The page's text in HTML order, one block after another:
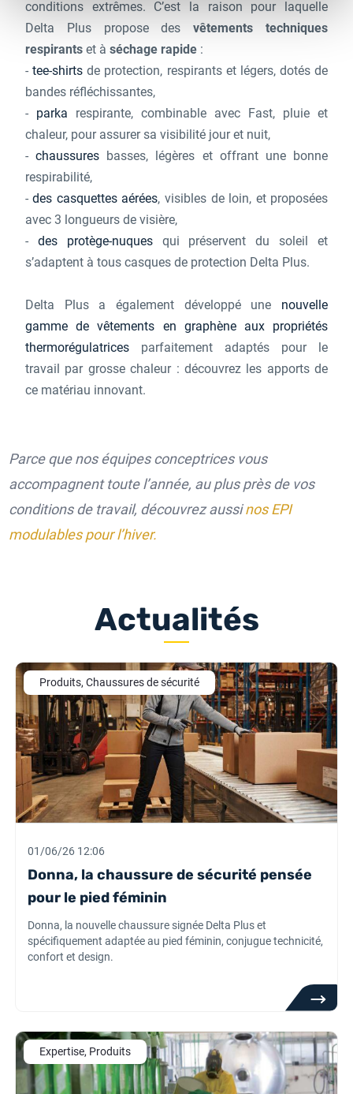
conditions extrêmes. C’est la raison pour laquelle
Delta Plus propose desvêtements techniques
respirantset à séchage rapide:
-tee-shirts de protection, respirants et légers, dotés de
bandes réfléchissantes,
- parka respirante, combinable avec Fast, pluie et
chaleur, pour assurer sa visibilité jour et nuit,
-chaussures basses, légères et offrant une bonne
respirabilité,
-des casquettes aérées, visibles de loin, et proposées
avec 3 longueurs de visière,
- des protège-nuquesqui préservent du soleil et
s’adaptent à tous casques de protection Delta Plus.
Delta Plus a également développé une nouvelle
gamme de vêtements en graphène aux propriétés
thermorégulatricesparfaitement adaptés pour le
travail par grosse chaleur : découvrez les apports de
ce matériau innovant.
Parce que nos équipes conceptrices vous
accompagnent toute l’année, au plus près de vos
conditions de travail, découvrez aussinos EPI
modulables pour l’hiver.
Actualités
Produits, Chaussures de sécurité
01/06/26 12:06
Donna, la chaussure de sécurité pensée
pour le pied féminin
Donna, la nouvelle chaussure signée Delta Plus et
spécifiquement adaptée au pied féminin, conjugue technicité,
confort et design.
Expertise, Produits